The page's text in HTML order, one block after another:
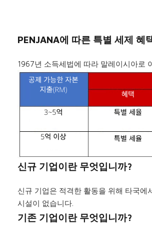
PENJANA에 따른 특별 세제 혜
1967년 소득세법에 따라 말레이시아로
신규 기업이란 무엇입니까?
신규 기업은 적격한 활동을 위해 타국
시설이 없습니다.
기존 기업이란 무엇입니까?